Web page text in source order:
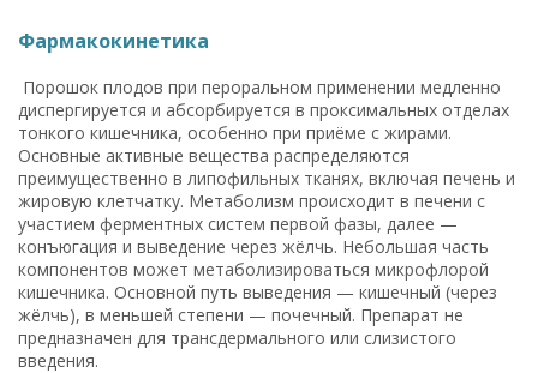
Фармакокинетика
Порошок плодов при пероральном применении медленно
диспергируется и абсорбируется в проксимальных отделах
тонкого кишечника, особенно при приёме с жирами.
Основные активные вещества распределяются
преимущественно в липофильных тканях, включая печень и
жировую клетчатку. Метаболизм происходит в печени с
участием ферментных систем первой фазы, далее —
конъюгация и выведение через жёлчь. Небольшая часть
компонентов может метаболизироваться микрофлорой
кишечника. Основной путь выведения — кишечный (через
жёлчь), в меньшей степени — почечный. Препарат не
предназначен для трансдермального или слизистого
введения.